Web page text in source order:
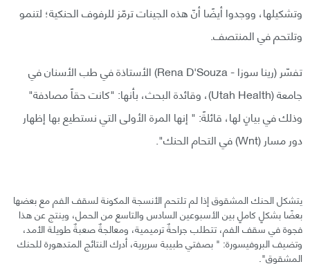
وتشكيلها، ووجدوا أيضًا أنّ هذه الجينات ترمّز للرفوف الحنكية؛ لتنمو
وتلتحم في المنتصف.
تفسّر (رينا سوزا - Rena D'Souza) الأستاذة في طب الأسنان في
جامعة (Utah Health)، وقائدة البحث، بأنها: "كانت حقاً مصادفة"
وذلك في بيانٍ لها، قائلةً: " إنها المرة الأولى التي نستطيع بها إظهار
دور مسار (Wnt) في التحام الحنك".
يتشكل الحنك المشقوق إذا لم تلتحم الأنسجة المكونة لسقف الفم مع بعضها
بعضًا بشكلٍ كاملٍ بين الأسبوعين السادس والتاسع من الحمل، وينتج عن هذا
فجوة في سقف الفم، تتطلب جراحةٌ ترميمية، ومعالجةٌ صعبةٌ طويلة الأمد،
وتضيف البروفيسورة: " بصفتي طبيبة سريرية، أدرك النتائج المتدهورة للحنك
المشقوق".